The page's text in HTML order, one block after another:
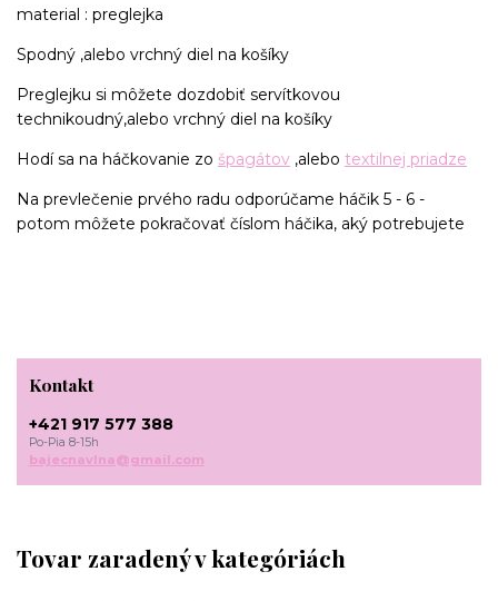
material : preglejka
Spodný ,alebo vrchný diel na košíky
Preglejku si môžete dozdobiť servítkovou
technikoudný,alebo vrchný diel na košíky
Hodí sa na háčkovanie zo špagátov ,alebo textilnej priadze
Na prevlečenie prvého radu odporúčame háčik 5 - 6 -
potom môžete pokračovať číslom háčika, aký potrebujete
Tovar zaradený v kategóriách
Kontakt
+421 917 577 388
Po-Pia 8-15h
bajecnavlna@gmail.com